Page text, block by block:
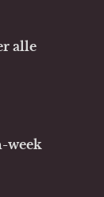
alle
week